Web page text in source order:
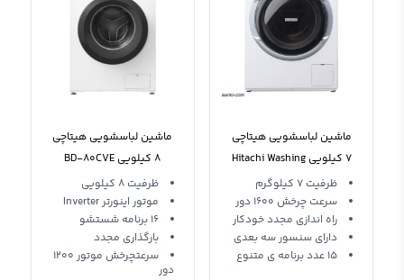
ماشین لباسشویی هیتاچی
7 کیلویی Hitachi Washing
Machine W70PV
ظرفیت 7 کیلوگرم
سرعت چرخش 1600 دور
راه اندازی مجدد خودکار
دارای سنسور سه بعدی
15 عدد برنامه ی متنوع
ماشین لباسشویی هیتاچی
8 کیلویی BD-80CVE
سفید آلمانظرفیت 8 کیلویی
موتور اینورتر Inverter
16 برنامه شستشو
بارگذاری مجدد
سرعتچرخش موتور 1200
دور